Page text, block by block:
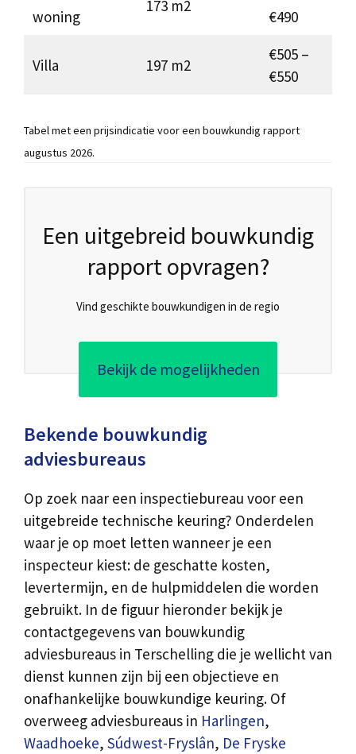
woning
173 m2
€490
Villa 197 m2
€505 –
€550
Tabel met een prijsindicatie voor een bouwkundig rapport
augustus 2026.
Een uitgebreid bouwkundig
rapport opvragen?
Vind geschikte bouwkundigen in de regio
Bekijk de mogelijkheden
Bekende bouwkundig
adviesbureaus
Op zoek naar een inspectiebureau voor een
uitgebreide technische keuring? Onderdelen
waar je op moet letten wanneer je een
inspecteur kiest: de geschatte kosten,
levertermijn, en de hulpmiddelen die worden
gebruikt. In de figuur hieronder bekijk je
contactgegevens van bouwkundig
adviesbureaus in Terschelling die je wellicht van
dienst kunnen zijn bij een objectieve en
onafhankelijke bouwkundige keuring. Of
overweeg adviesbureaus in Harlingen,
Waadhoeke, Súdwest-Fryslân, De Fryske